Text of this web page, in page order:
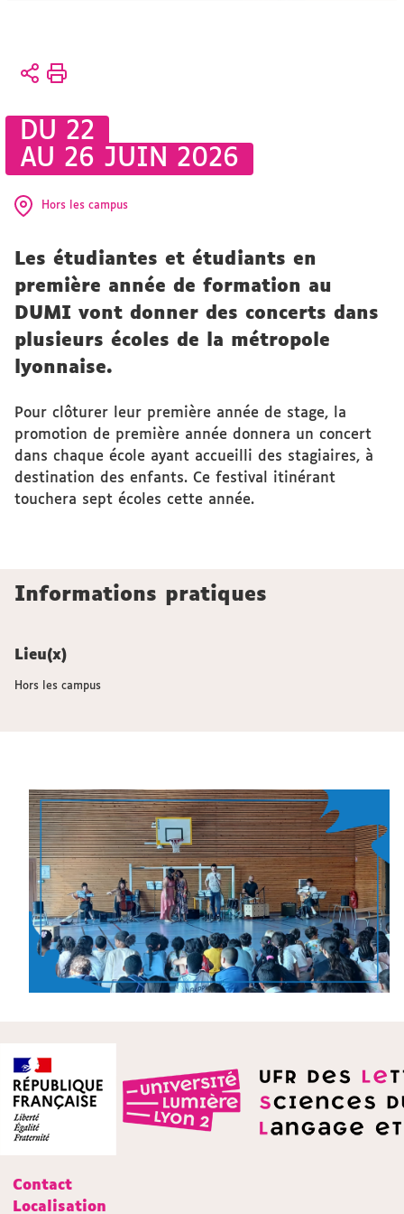
Vous
Accueil
CFMI
CFMI
DU 22
AU 26 JUIN 2026
Hors les campus
Les étudiantes et étudiants en
première année de formation au
DUMI vont donner des concerts dans
plusieurs écoles de la métropole
lyonnaise.
Pour clôturer leur première année de stage, la
promotion de première année donnera un concert
dans chaque école ayant accueilli des stagiaires, à
destination des enfants. Ce festival itinérant
touchera sept écoles cette année.
Informations pratiques
Lieu(x)
Hors les campus
Contact
Localisation